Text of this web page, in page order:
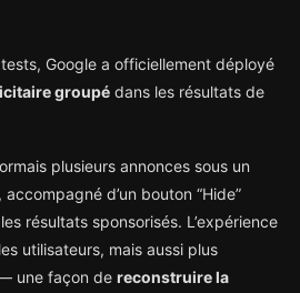
Google a officiellement déployé
groupé dans les résultats de
plusieurs annonces sous un
accompagné d’un bouton “Hide”
résultats sponsorisés. L’expérience
utilisateurs, mais aussi plus
une façon de reconstruire la